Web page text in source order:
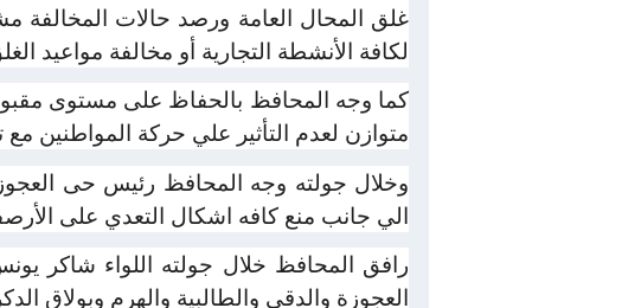
غلق المحال العامة ورصد حالات المخالفة
لكافة الأنشطة التجارية أو مخالفة مواعيد
كما وجه المحافظ بالحفاظ على مستوى
متوازن لعدم التأثير علي حركة المواطنين
وخلال جولته وجه المحافظ رئيس حى
الي جانب منع كافه اشكال التعدي على
رافق المحافظ خلال جولته اللواء شاكر
العجوزة والدقى والطالبية والهرم وبولاق